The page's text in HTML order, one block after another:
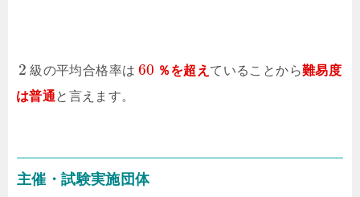
2 級の平均合格率は 60 ％を超え ていることから難易度
は普通と言えます。
主催・試験実施団体